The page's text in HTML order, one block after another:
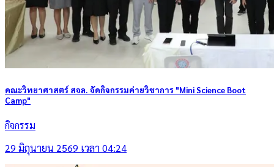
คณะวิทยาศาสตร์ สจล. จัดกิจกรรมค่ายวิชาการ "Mini Science Boot
Camp"
กิจกรรม
29 มิถุนายน 2569 เวลา 04:24